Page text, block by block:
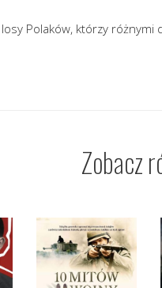
Polaków, którzy
Zobacz